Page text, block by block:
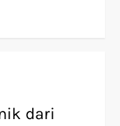
dari